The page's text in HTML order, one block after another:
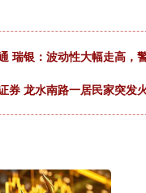
瑞银：波动性大幅走高，
券 龙水南路一居民家突发